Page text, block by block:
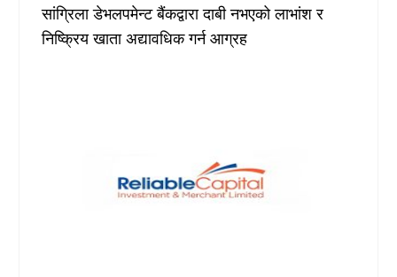
सांग्रिला डेभलपमेन्ट बैंकद्वारा दाबी नभएको लाभांश र
निष्क्रिय खाता अद्यावधिक गर्न आग्रह